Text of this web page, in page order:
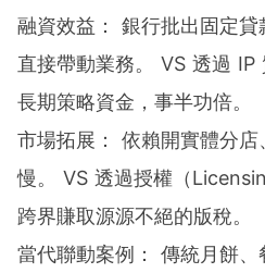
融資效益： 銀行批出固定
直接帶動業務。 VS 透過 IP
長期策略資金，事半功倍。
市場拓展： 依賴開實體分
慢。 VS 透過授權（
跨界賺取源源不絕的版稅。
當代聯動案例： 傳統月餅